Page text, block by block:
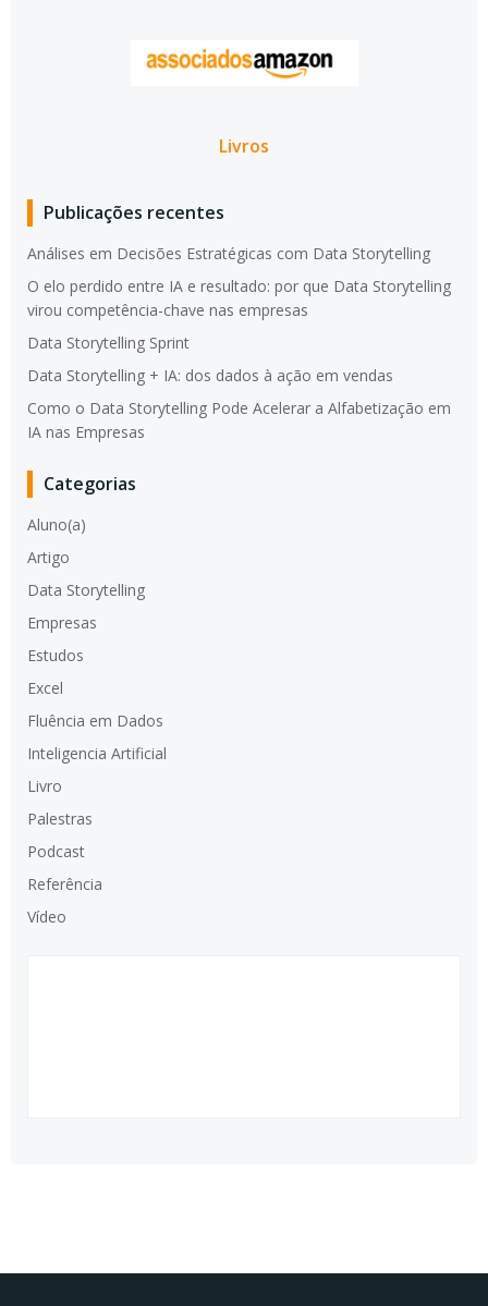
Livros
Publicações recentes
Análises em Decisões Estratégicas com Data Storytelling
O elo perdido entre IA e resultado: por que Data Storytelling
virou competência-chave nas empresas
Data Storytelling Sprint
Data Storytelling + IA: dos dados à ação em vendas
Como o Data Storytelling Pode Acelerar a Alfabetização em
IA nas Empresas
Categorias
Aluno(a)
Artigo
Data Storytelling
Empresas
Estudos
Excel
Fluência em Dados
Inteligencia Artificial
Livro
Palestras
Podcast
Referência
Vídeo